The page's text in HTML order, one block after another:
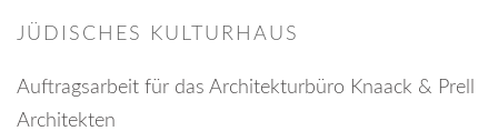
JÜDISCHES KULTURHAUS
Auftragsarbeit für das Architekturbüro Knaack & Prell
Architekten